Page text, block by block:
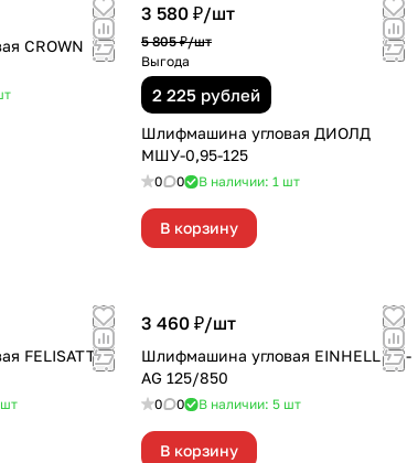
CROWN
3 580 ₽/шт
5 805 ₽/шт
Выгода
2 225 рублей
Шлифмашина угловая ДИОЛД
МШУ-0,95-125
0 0 В наличии: 1 шт
В корзину
FELISATTI
шт
3 460 ₽/шт
Шлифмашина угловая EINHELL TC-
AG 125/850
0 0 В наличии: 5 шт
В корзину